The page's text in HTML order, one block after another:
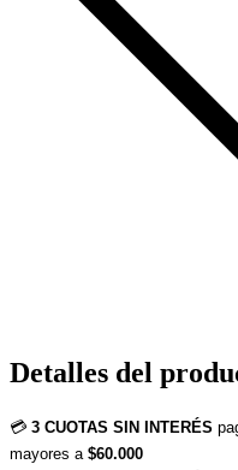
Detalles del
💳 3 CUOTAS SIN INTERÉS
mayores a $60.000